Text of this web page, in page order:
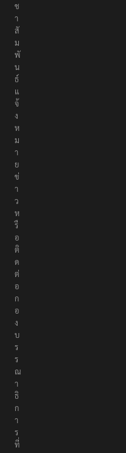
ช
า
สั
ม
พั
น
ธ์
แ
จ้
ง
ห
ม
า
ย
ข่
า
ว
ห
รื
อ
ติ
ด
ต่
อ
ก
อ
ง
บ
ร
ร
ณ
า
ธิ
ก
า
ร
ที่